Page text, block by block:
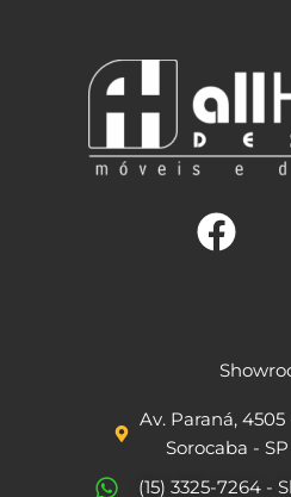
c
e
b
o
Av. Paraná,
Sorocaba -
(15) 3325-7264 -